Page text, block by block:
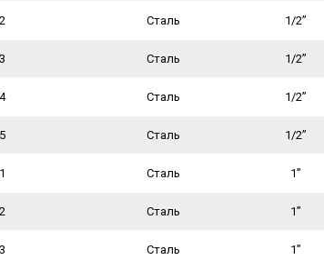
2 Сталь 1/2”
3 Сталь 1/2”
4 Сталь 1/2”
5 Сталь 1/2”
1 Сталь 1”
2 Сталь 1”
3 Сталь 1”